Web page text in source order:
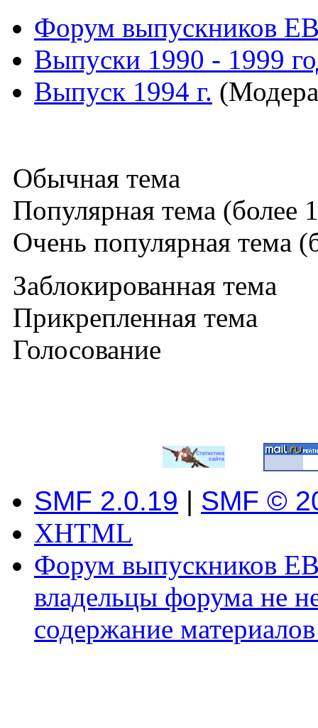
Форум выпускников
Выпуски 1990 - 1999
Выпуск 1994 г.
Обычная тема
Популярная тема (более
Очень популярная тема
Заблокированная тема
Прикрепленная тема
Голосование
SMF 2.0.19 | SMF ©
XHTML
Форум выпускников
владельцы форума не
содержание